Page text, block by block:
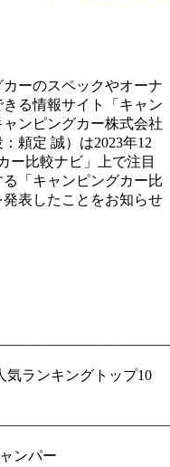
ーのスペックやオーナ
る情報サイト「キャン
ンピングカー株式会社
頼定 誠）は2023年12
ー比較ナビ」上で注目
「キャンピングカー比
表したことをお知らせ
ランキングトップ10
ンパー